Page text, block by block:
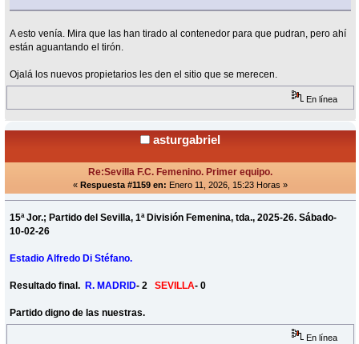
A esto venía. Mira que las han tirado al contenedor para que pudran, pero ahí
están aguantando el tirón.
Ojalá los nuevos propietarios les den el sitio que se merecen.
En línea
asturgabriel
Re:Sevilla F.C. Femenino. Primer equipo.
« Respuesta #1159 en: Enero 11, 2026, 15:23 Horas »
15ª Jor.; Partido del Sevilla, 1ª División Femenina, tda., 2025-26. Sábado-
10-02-26
Estadio Alfredo Di Stéfano.
Resultado final. R. MADRID- 2 SEVILLA- 0
Partido digno de las nuestras.
En línea